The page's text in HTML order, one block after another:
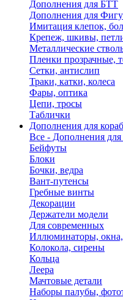
Дополнения для БТТ
Дополнения для
Имитация клепок,
Крепеж, шкивы,
Металлические
Пленки прозрачные,
Сетки, антислип
Траки, катки, колеса
Фары, оптика
Цепи, тросы
Таблички
Дополнения для
Все - Дополнения для
Бейфуты
Блоки
Бочки, ведра
Вант-путенсы
Гребные винты
Декорации
Держатели модели
Для современных
Иллюминаторы, окна,
Колокола, сирены
Кольца
Леера
Мачтовые детали
Наборы палубы,